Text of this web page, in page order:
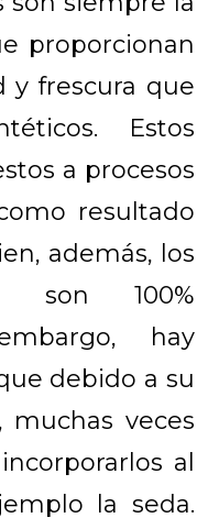
proporcionan
y frescura que
Estos
a procesos
resultado
además, los
son 100%
hay
debido a su
muchas veces
al
la seda.